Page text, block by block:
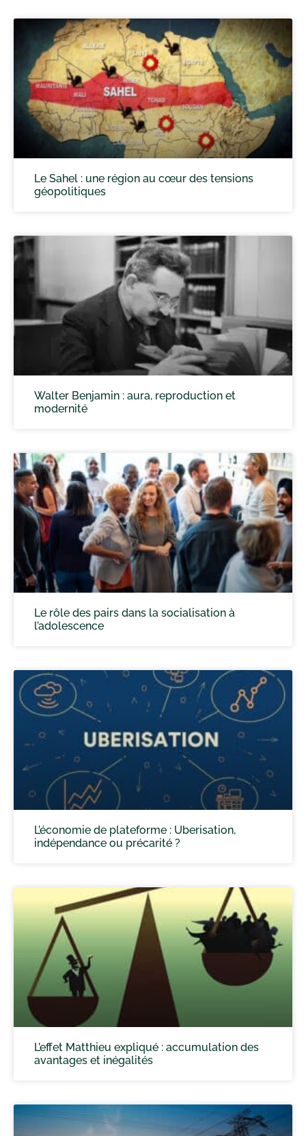
Le Sahel : une région au cœur des tensions
géopolitiques
Walter Benjamin : aura, reproduction et
modernité
Le rôle des pairs dans la socialisation à
l’adolescence
L’économie de plateforme : Uberisation,
indépendance ou précarité ?
L’effet Matthieu expliqué : accumulation des
avantages et inégalités